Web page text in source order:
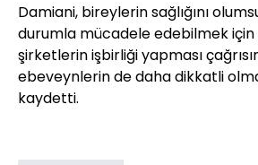
Damiani, bireylerin sağlığını
durumla mücadele edebilmek için
şirketlerin işbirliği yapması
ebeveynlerin de daha dikkatli
kaydetti.